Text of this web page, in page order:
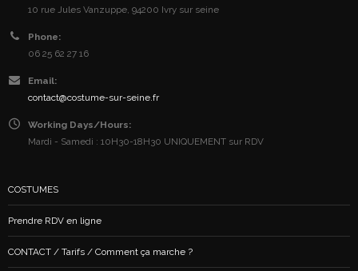
10 rue Jules Vanzuppe, 94200 Ivry sur seine
Phone:
06 25 62 27 16
Email:
contact@costume-sur-seine.fr
Working Days/Hours:
Mardi - Samedi : 10H30-18H30 UNIQUEMENT sur RDV
COSTUMES
Prendre RDV en ligne
CONTACT / Tarifs / Comment ça marche ?